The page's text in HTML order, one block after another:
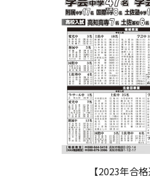
【2023年合格